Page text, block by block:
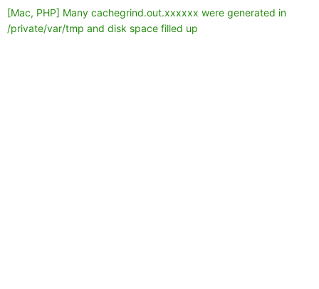
[Mac, PHP] Many cachegrind.out.xxxxxx were generated in
/private/var/tmp and disk space filled up